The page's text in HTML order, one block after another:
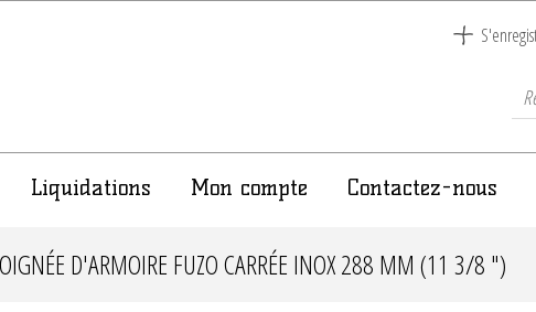
Liquidations Mon compte Contactez-nous
D'ARMOIRE FUZO CARRÉE INOX 288 MM (11 3/8 ")